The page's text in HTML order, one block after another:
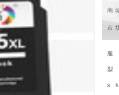
商
市
服
型
s